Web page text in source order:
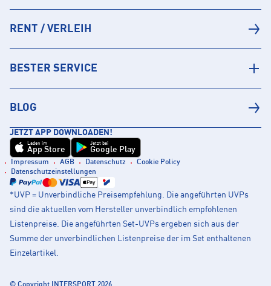
RENT / VERLEIH
BESTER SERVICE
BLOG
JETZT APP DOWNLOADEN!
Laden im
App Store
Jetzt bei
Google Play
Impressum AGB Datenschutz
Cookie Policy
Datenschutzeinstellungen
*UVP = Unverbindliche Preisempfehlung. Die angeführten UVPs
sind die aktuellen vom Hersteller unverbindlich empfohlenen
Listenpreise. Die angeführten Set-UVPs ergeben sich aus der
Summe der unverbindlichen Listenpreise der im Set enthaltenen
Einzelartikel.
© Copyright INTERSPORT 2026